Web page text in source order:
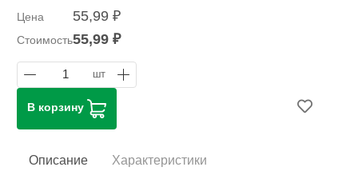
Цена 55,99 ₽
Стоимость55,99 ₽
1 шт
В корзину
Описание Характеристики